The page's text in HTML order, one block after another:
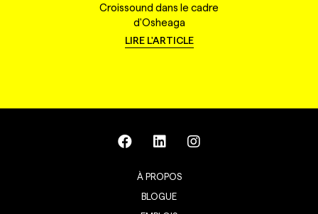
Croissound dans le cadre
d'Osheaga
LIRE L'ARTICLE
À PROPOS
BLOGUE